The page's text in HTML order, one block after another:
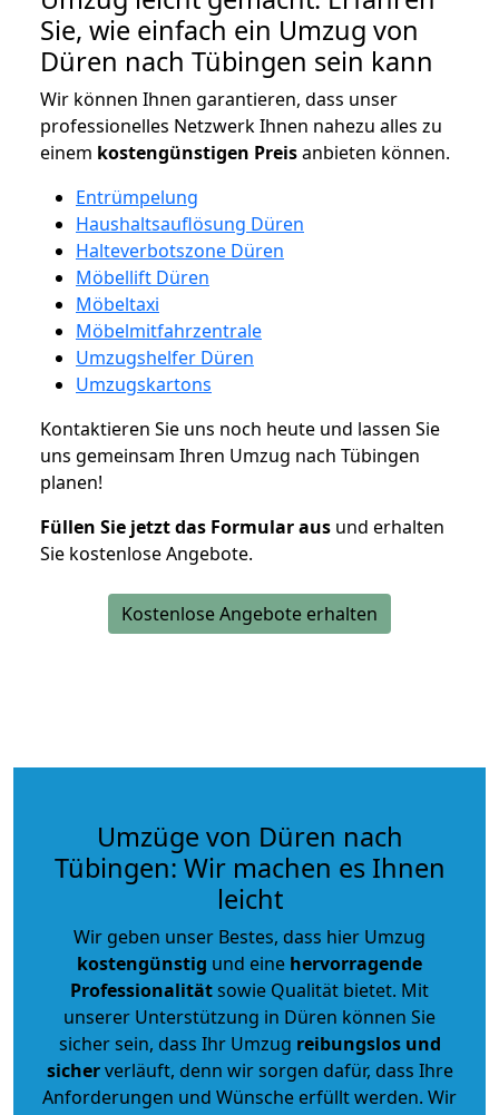
Sie, wie einfach ein Umzug von
Düren nach Tübingen sein kann
Wir können Ihnen garantieren, dass unser
professionelles Netzwerk Ihnen nahezu alles zu
einem kostengünstigen Preisanbieten können.
Entrümpelung
Haushaltsauflösung Düren
Halteverbotszone Düren
Möbellift Düren
Möbeltaxi
Möbelmitfahrzentrale
Umzugshelfer Düren
Umzugskartons
Kontaktieren Sie uns noch heute und lassen Sie
uns gemeinsam Ihren Umzug nach Tübingen
planen!
Füllen Sie jetzt das Formular aus und erhalten
Sie kostenlose Angebote.
Kostenlose Angebote erhalten
Umzüge von Düren nach
Tübingen: Wir machen es Ihnen
leicht
Wir geben unser Bestes, dass hier Umzug
kostengünstig und eine hervorragende
Professionalitätsowie Qualität bietet. Mit
unserer Unterstützung in Düren können Sie
sicher sein, dass Ihr Umzug reibungslos und
sicherverläuft, denn wir sorgen dafür, dass Ihre
Anforderungen und Wünsche erfüllt werden. Wir